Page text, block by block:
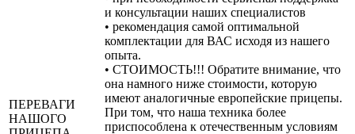
ПЕРЕВАГИ
НАШОГО
и консультации наших специалистов
• рекомендация самой оптимальной
комплектации для ВАС исходя из нашего
опыта.
• СТОИМОСТЬ!!! Обратите внимание, что
она намного ниже стоимости, которую
имеют аналогичные европейские прицепы.
При том, что наша техника более
приспособлена к отечественным условиям